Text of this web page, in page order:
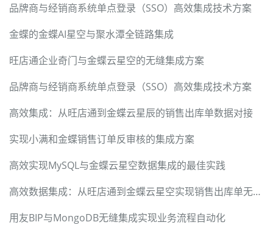
品牌商与经销商系统单点登录（SSO）高效集成技术方案
金蝶的金蝶AI星空与聚水潭全链路集成
旺店通企业奇门与金蝶云星空的无缝集成方案
品牌商与经销商系统单点登录（SSO）高效集成技术方案
高效集成：从旺店通到金蝶云星辰的销售出库单数据对接
实现小满和金蝶销售订单反审核的集成方案
高效实现MySQL与金蝶云星空数据集成的最佳实践
高效数据集成：从旺店通到金蝶云星空实现销售出库单无缝传输
用友BIP与MongoDB无缝集成实现业务流程自动化